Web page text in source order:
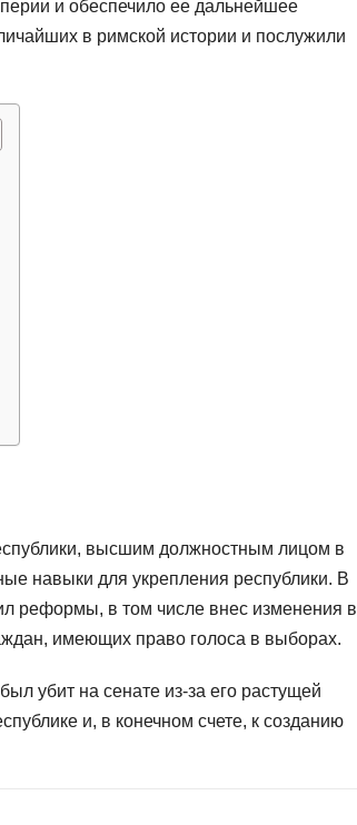
и обеспечило ее дальнейшее
в римской истории и послужили
высшим должностным лицом в
навыки для укрепления республики. В
реформы, в том числе внес изменения в
имеющих право голоса в выборах.
убит на сенате из-за его растущей
и, в конечном счете, к созданию